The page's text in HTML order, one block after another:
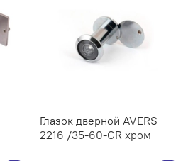
Глазок дверной AVERS
2216 /35-60-CR хром